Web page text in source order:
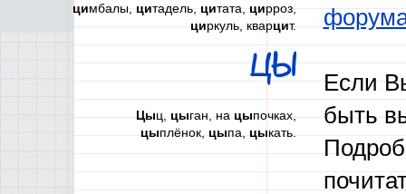
цимбалы,цитадель,цитата,цирроз,
циркуль, кварцит.
ЦЫ
Цыц,цыган, нацыпочках,
цыплёнок,цыпа,цыкать.
Если
быть